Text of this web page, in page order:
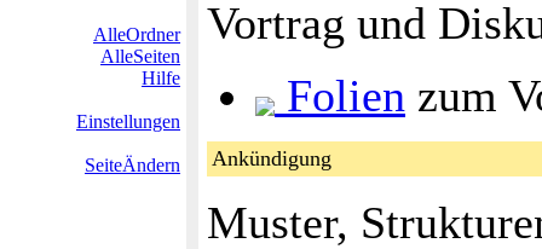
AlleOrdner
AlleSeiten
Hilfe
Einstellungen
SeiteÄndern
Vortrag und
Folien zum
Ankündigung
Muster,